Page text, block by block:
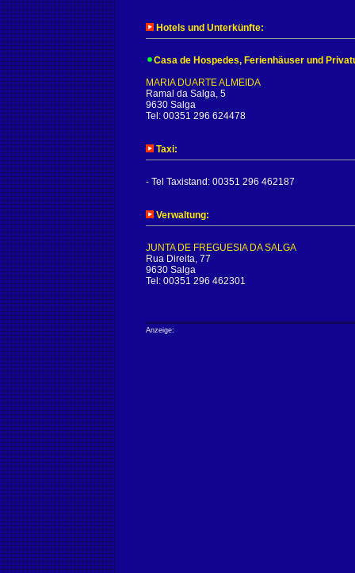
Hotels und Unterkünfte:
Casa de Hospedes, Ferienhäuser und
MARIA DUARTE ALMEIDA
Ramal da Salga, 5
9630 Salga
Tel: 00351 296 624478
Taxi:
- Tel Taxistand: 00351 296 462187
Verwaltung:
JUNTA DE FREGUESIA DA SALGA
Rua Direita, 77
9630 Salga
Tel: 00351 296 462301
Anzeige: